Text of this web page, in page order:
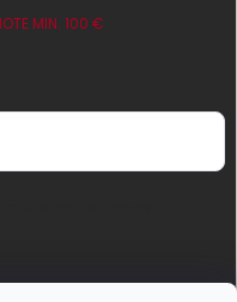
MIN. 100 €